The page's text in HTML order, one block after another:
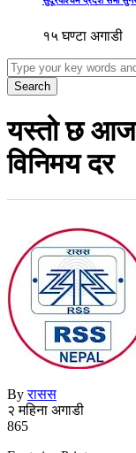
१५ घण्टा अगाडी
Search
यस्तो छ
विनिमय दर
Byरासस
२ महिना अगाडी
865